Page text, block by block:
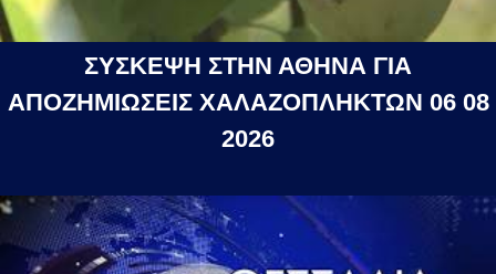
ΣΥΣΚΕΨΗ ΣΤΗΝ ΑΘΗΝΑ ΓΙΑ
ΑΠΟΖΗΜΙΩΣΕΙΣ ΧΑΛΑΖΟΠΛΗΚΤΩΝ 06 08
2026